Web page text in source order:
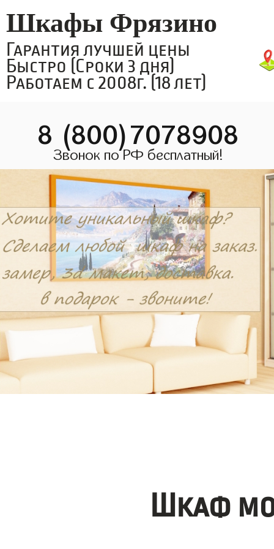
Шкафы Фрязино
Гарантия лучшей цены
Быстро (Сроки 3 дня)
Работаем с 2008г. (18 лет)
8 (800)7078908
Звонок по РФ бесплатный!
Шкаф